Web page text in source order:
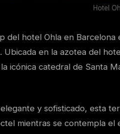
Hotel
del hotel Ohla en
Ubicada en la azotea del
icónica catedral de Santa
y sofisticado, esta
mientras se contempla el